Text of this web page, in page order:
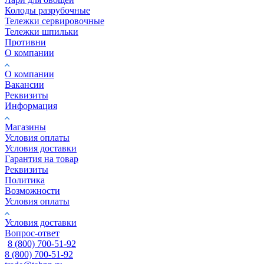
Колоды разрубочные
Тележки сервировочные
Тележки шпильки
Противни
О компании
О компании
Вакансии
Реквизиты
Информация
Магазины
Условия оплаты
Условия доставки
Гарантия на товар
Реквизиты
Политика
Возможности
Условия оплаты
Условия доставки
Вопрос-ответ
8 (800) 700-51-92
8 (800) 700-51-92